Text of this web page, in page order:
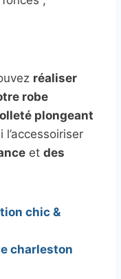
réaliser
robe
plongeant
l’accessoiriser
et des
chic &
charleston